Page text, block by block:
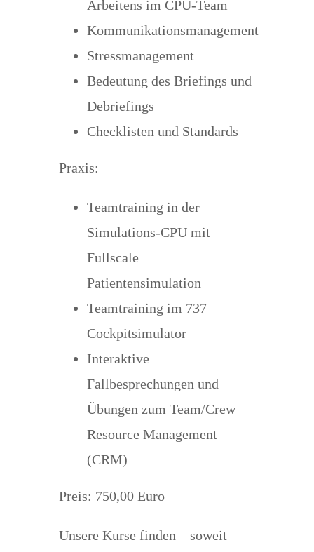
Arbeitens im CPU-Team
Kommunikationsmanagement
Stressmanagement
Bedeutung des Briefings und
Debriefings
Checklisten und Standards
Praxis:
Teamtraining in der
Simulations-CPU mit
Fullscale
Patientensimulation
Teamtraining im 737
Cockpitsimulator
Interaktive
Fallbesprechungen und
Übungen zum Team/Crew
Resource Management
(CRM)
Preis: 750,00 Euro
Unsere Kurse finden – soweit